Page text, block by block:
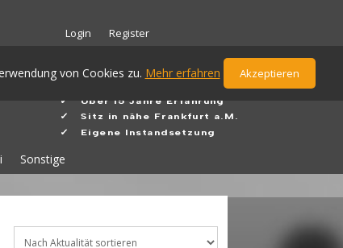
von Cookies zu. Mehr erfahren Akzeptieren
Login Register
✓ Über 15 Jahre Erfahrung
✓Sitz in nähe Frankfurt a.M.
✓ Eigene Instandsetzung
Sonstige